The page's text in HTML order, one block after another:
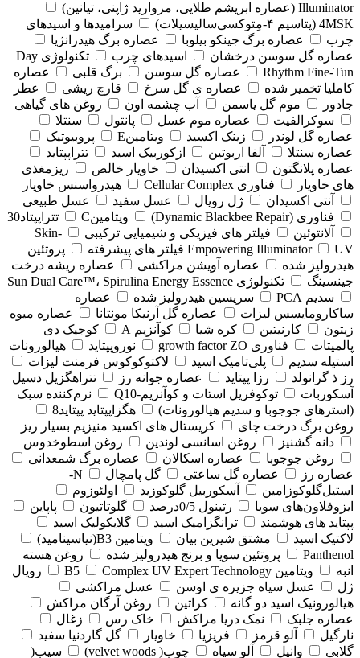
Illuminator (عصاره ابریشم طلایی، مروارید ژاپنی، تیانین)
4MSK (پتاسیم ۴‑مِتوکسی‌سالیسیلات)
سرامیدها و اسیدهای
چرب
عصاره برگ جینکو بیلوبا
عصاره برگ هیدرانژیا
عصاره گل سوسن درخشان
اسیدهای چرب
تکنولوژی Day
Rhythm Fine‑Tun
عصاره گل سوسن برگ قلبی
عصاره
کاملیا تخمیر شده
عصاره ی گل سرخ قارچ ریشی
عطر
جادور
موم گل یاسمن آب چشمه اون
روغن های گیاهی
سوکرالفیت
عصاره موم عسل پانتول
سنتلا
عصاره گل لوندر
زینک اکسید ویتامینE
پروبیوتیک
عصاره سنتلا
آلفا اربوتین ازکوربیک اسید
تتراپپتاید
عصاره پلانگتون
انتی اکسیدان خاویار خالص
ریزمغذی
های خاویار
فناوری Cellular Complex
هیدرواسنس خاویار
آنتی اکسیدان
ژل رویال عسل سفید
عسل طبیعی
فناوری (‏Dynamic Blackbee Repair)
ویتامینC
تتراپپتاد30
آلانتوئین
فیلتر های فیزیکی و شیمیایی ترکیبی
Skin-
Empowering Illuminator
UV فیلتر های پیشرفته
پروتئین
هیدرولیز شده
عصاره آویشن مراکشی
عصاره ریشه درخت
جینسینگ
تکنولوژی Sun Dual Care™، Spirulina Energy Essence
سدیم PCA
سریسین هیدرولیز شده
عصاره
ساکارومایسس لیزات
عصاره گل آرنیکا مونتانا
عصاره میوه
زیتون
کارنیتین کره شیا کوآنزیم A
کوجیک دی
پالمیتات
فناوری growth factor ZO نوروپپتاید
هیالورونات
استیله سدیم
پلی‌تامیک اسید
لاکتوکوکوس فرمنت لیزات
رز ذ گرانولد
رزا پپتاید عصاره جوانه رز
تتراهگزیل دسیل
آسکوربات
توکوفریل استات و کوآنزیم-Q10
نرم‌کننده سبک
(استرهای جوجوبا و سدیم هیالورونات)
هگزاپپتاید پپتاید8
روغن برگ درخت چای
کریستال های اکسید منیزیم بسیار ریز
دانه گشنیز
روغن اسانسی لوندین
روغن اسطوخدوس
روغن جوجوبا
عصاره اسکالان
عصاره برگ شمعدانی
عصاره رز
عصاره گل ساعتی گل پامچال
N-
استیل‌گلوکوزامین
آسکوربیل گلوکوزید
اولئوزوم
ایزوفلاون‌های سویا
رتینول 0/5درصد گلوتاتیون
پاپاین
پپتاید های هوشمند
ترانگزامیک اسید
گلایکولیک اسید
لاکتیک اسید
مشتق شیرین بیان
ویتامین B3(نیاسینامید)
Panthenol
پروتئین سویا و برنج هیدرولیز شده
روغن هسته
انبه
ویتامین B5 Complex UV Expert Technology
رویال
ژل
عسل سیاه جزیره ی اوسن
عسل مراکشی
هیالورونیک اسید دو گانه
کراتین
روغن آرگان مراکش
عصاره جلبک
نمک دریا مراکش خاک رس
زغال
نارگیل
آلو قرمز فریزیا خاویار
گل گاردنیا سفید
گلابی
وانیل آلو سیاه چوب( velvet woods) سیب(